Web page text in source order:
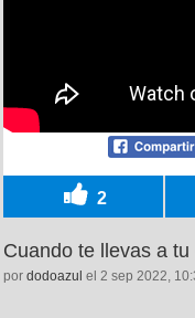
2
Cuando te llevas a
por dodoazul el 2 sep 2022,